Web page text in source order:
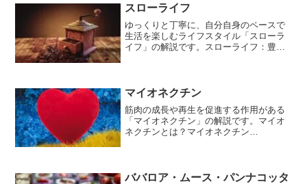
動かすタスクを行い、...
スローライフ
ゆっくりと丁寧に、自分自身のペースで
生活を楽しむライフスタイル「スローラ
イフ」の解説です。スローライフ：豊か
自身のペースで生活を楽しむ...
マイオネクチン
筋肉の成長や再生を促進する作用がある
「マイオネクチン」の解説です。マイオ
ネクチンとは？マイオネクチン
めている物質です。マイ...
ババロア・ムース・パンナコッタ